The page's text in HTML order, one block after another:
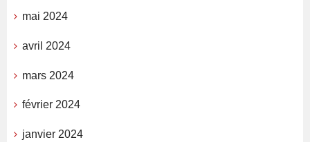
mai 2024
avril 2024
mars 2024
février 2024
janvier 2024